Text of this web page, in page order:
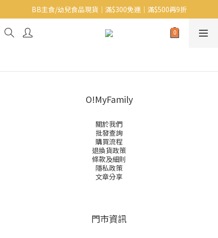
Baby J 意大利有機無麩質動物通粉 清貨平賣中!!
BB主食/幼兒食品現貨｜滿$300免運｜滿$500再9折
Baby J 有機蝴蝶麵熱賣中!
O!MyFamily
關於我們
批發查詢
購買流程
退換貨政策
條款及細則
隱私政策
文章分享
門市資訊